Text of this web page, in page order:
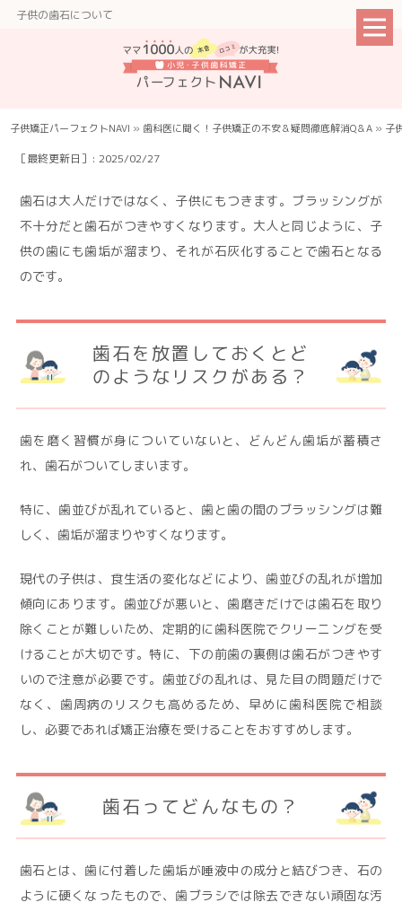
子供の歯石について
子供矯正パーフェクトNAVI » 歯科医に聞く！子供矯正の不安＆疑問徹底解消Q＆A » 子
［最終更新日］: 2025/02/27
歯石は大人だけではなく、子供にもつきます。ブラッシングが
不十分だと歯石がつきやすくなります。大人と同じように、子
供の歯にも歯垢が溜まり、それが石灰化することで歯石となる
のです。
歯石を放置しておくとど
のようなリスクがある？
歯を磨く習慣が身についていないと、どんどん歯垢が蓄積さ
れ、歯石がついてしまいます。
特に、歯並びが乱れていると、歯と歯の間のブラッシングは難
しく、歯垢が溜まりやすくなります。
現代の子供は、食生活の変化などにより、歯並びの乱れが増加
傾向にあります。歯並びが悪いと、歯磨きだけでは歯石を取り
除くことが難しいため、定期的に歯科医院でクリーニングを受
けることが大切です。特に、下の前歯の裏側は歯石がつきやす
いので注意が必要です。歯並びの乱れは、見た目の問題だけで
なく、歯周病のリスクも高めるため、早めに歯科医院で相談
し、必要であれば矯正治療を受けることをおすすめします。
歯石ってどんなもの？
歯石とは、歯に付着した歯垢が唾液中の成分と結びつき、石の
ように硬くなったもので、歯ブラシでは除去できない頑固な汚